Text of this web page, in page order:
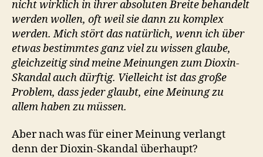
nicht wirklich in ihrer absoluten Breite behandelt
werden wollen, oft weil sie dann zu komplex
werden. Mich stört das natürlich, wenn ich über
etwas bestimmtes ganz viel zu wissen glaube,
gleichzeitig sind meine Meinungen zum Dioxin-
Skandal auch dürftig. Vielleicht ist das große
Problem, dass jeder glaubt, eine Meinung zu
allem haben zu müssen.
Aber nach was für einer Meinung verlangt
denn der Dioxin-Skandal überhaupt?